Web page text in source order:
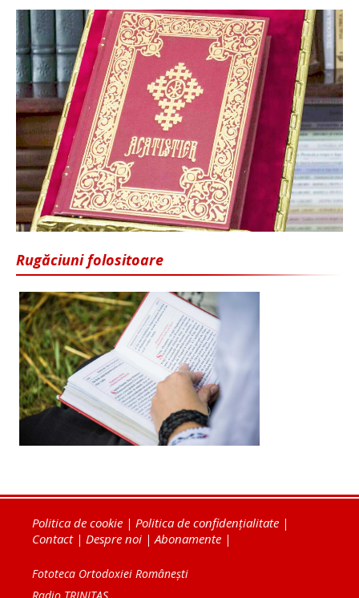
Rugăciuni folositoare
Politica de cookie | Politica de confidențialitate |
Contact| Despre noi | Abonamente |
Fototeca Ortodoxiei Românești